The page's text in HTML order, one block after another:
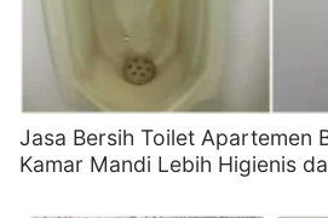
Jasa Bersih Toilet Apartemen
Kamar Mandi Lebih Higienis